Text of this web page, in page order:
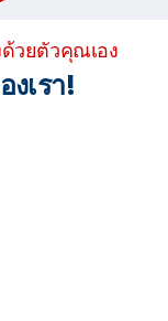
วยตัวคุณเอง
เรา!